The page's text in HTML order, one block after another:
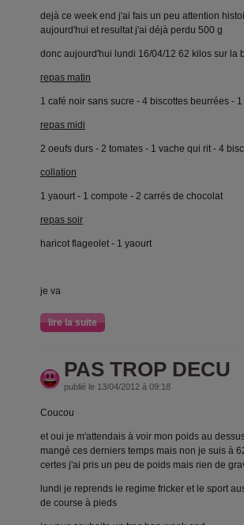
dejà ce week end j'ai fais un peu attention
aujourd'hui et resultat j'ai déjà perdu 500 g
donc aujourd'hui lundi 16/04/12 62 kilos sur la
repas matin
1 café noir sans sucre - 4 biscottes beurrées -
repas midi
2 oeufs durs - 2 tomates - 1 vache qui rit - 4
collation
1 yaourt - 1 compote - 2 carrés de chocolat
repas soir
haricot flageolet - 1 yaourt
je va
lire la suite
PAS TROP DECU
publié le 13/04/2012 à 09:18
Coucou
et oui je m'attendais à voir mon poids au
mangé ces derniers temps mais non je suis à
certes j'ai pris un peu de poids mais rien de
lundi je reprends le regime fricker et le sport
de course à pieds